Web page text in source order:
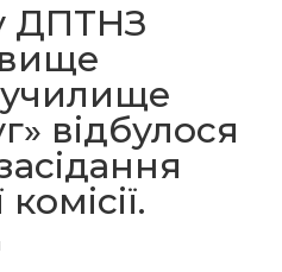
ДПТНЗ
відбулося